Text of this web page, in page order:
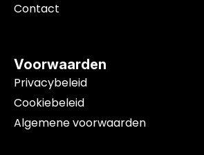
Contact
Voorwaarden
Privacybeleid
Cookiebeleid
Algemene voorwaarden